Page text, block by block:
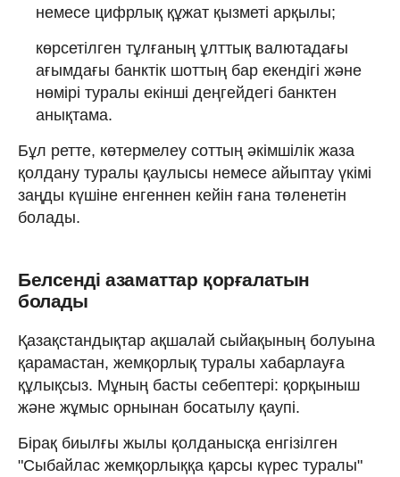
немесе цифрлық құжат қызметі арқылы;
көрсетілген тұлғаның ұлттық валютадағы
ағымдағы банктік шоттың бар екендігі және
нөмірі туралы екінші деңгейдегі банктен
анықтама.
Бұл ретте, көтермелеу соттың әкімшілік жаза
қолдану туралы қаулысы немесе айыптау үкімі
заңды күшіне енгеннен кейін ғана төленетін
болады.
Белсенді азаматтар қорғалатын
болады
Қазақстандықтар ақшалай сыйақының болуына
қарамастан, жемқорлық туралы хабарлауға
құлықсыз. Мұның басты себептері: қорқыныш
және жұмыс орнынан босатылу қаупі.
Бірақ биылғы жылы қолданысқа енгізілген
"Сыбайлас жемқорлыққа қарсы күрес туралы"